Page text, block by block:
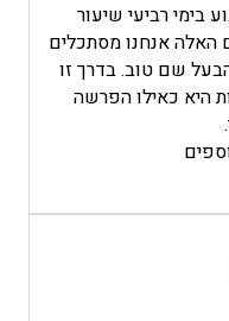
בימי רביעי שיעור
אנחנו מסתכלים
שם טוב. בדרך זו
היא כאילו הפרשה
המפורסמים באתר:
השבוע